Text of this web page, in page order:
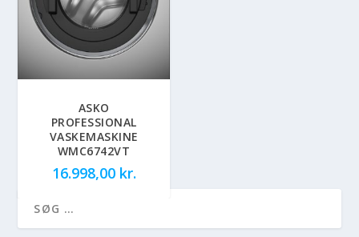
ASKO
PROFESSIONAL
VASKEMASKINE
WMC6742VT
16.998,00 kr.